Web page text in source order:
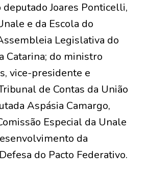
Joares Ponticelli,
e da Escola do
Legislativa do
Catarina; do ministro
vice-presidente e
de Contas da União
Aspásia Camargo,
Especial da Unale
da
do Pacto Federativo.